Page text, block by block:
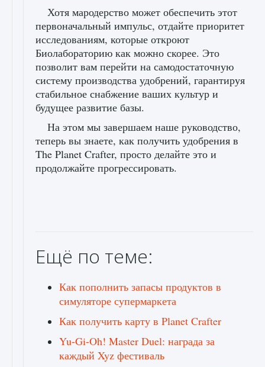
Хотя мародерство может обеспечить этот
первоначальный импульс, отдайте приоритет
исследованиям, которые откроют
Биолабораторию как можно скорее. Это
позволит вам перейти на самодостаточную
систему производства удобрений, гарантируя
стабильное снабжение ваших культур и
будущее развитие базы.
На этом мы завершаем наше руководство,
теперь вы знаете, как получить удобрения в
The Planet Crafter, просто делайте это и
продолжайте прогрессировать.
Ещё по теме:
Как пополнить запасы продуктов в
симуляторе супермаркета
Как получить карту в Planet Crafter
Yu-Gi-Oh! Master Duel: награда за
каждый Xyz фестиваль